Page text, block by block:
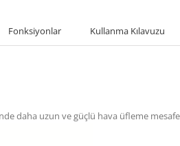
Fonksiyonlar Kullanma Kılavuzu
daha uzun ve güçlü hava üfleme